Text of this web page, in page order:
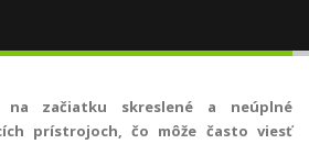
začiatku skreslené a neúplné
prístrojoch, čo môže často viesť